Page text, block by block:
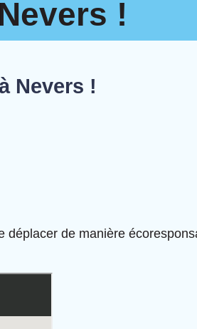
!
Nevers !
déplacer de manière